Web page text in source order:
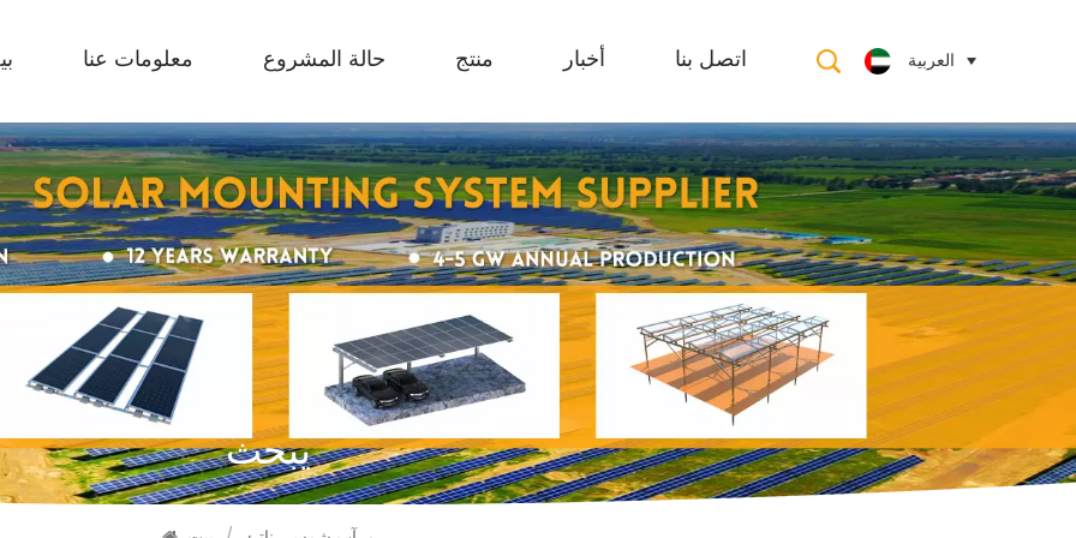
معلومات عنا حالة المشروع منتج أخبار اتصل بنا العربية
يبحث